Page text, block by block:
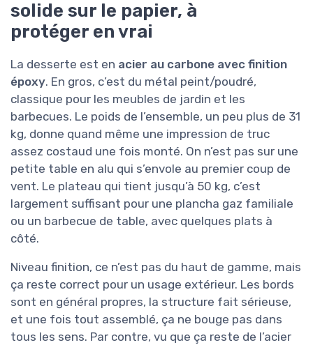
solide sur le papier, à
protéger en vrai
La desserte est en acier au carbone avec finition
époxy. En gros, c’est du métal peint/poudré,
classique pour les meubles de jardin et les
barbecues. Le poids de l’ensemble, un peu plus de 31
kg, donne quand même une impression de truc
assez costaud une fois monté. On n’est pas sur une
petite table en alu qui s’envole au premier coup de
vent. Le plateau qui tient jusqu’à 50 kg, c’est
largement suffisant pour une plancha gaz familiale
ou un barbecue de table, avec quelques plats à
côté.
Niveau finition, ce n’est pas du haut de gamme, mais
ça reste correct pour un usage extérieur. Les bords
sont en général propres, la structure fait sérieuse,
et une fois tout assemblé, ça ne bouge pas dans
tous les sens. Par contre, vu que ça reste de l’acier